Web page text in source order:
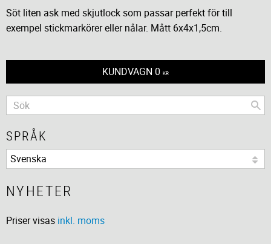
Söt liten ask med skjutlock som passar perfekt för till
exempel stickmarkörer eller nålar. Mått 6x4x1,5cm.
KUNDVAGN 0 KR
SPRÅK
NYHETER
Priser visas inkl. moms